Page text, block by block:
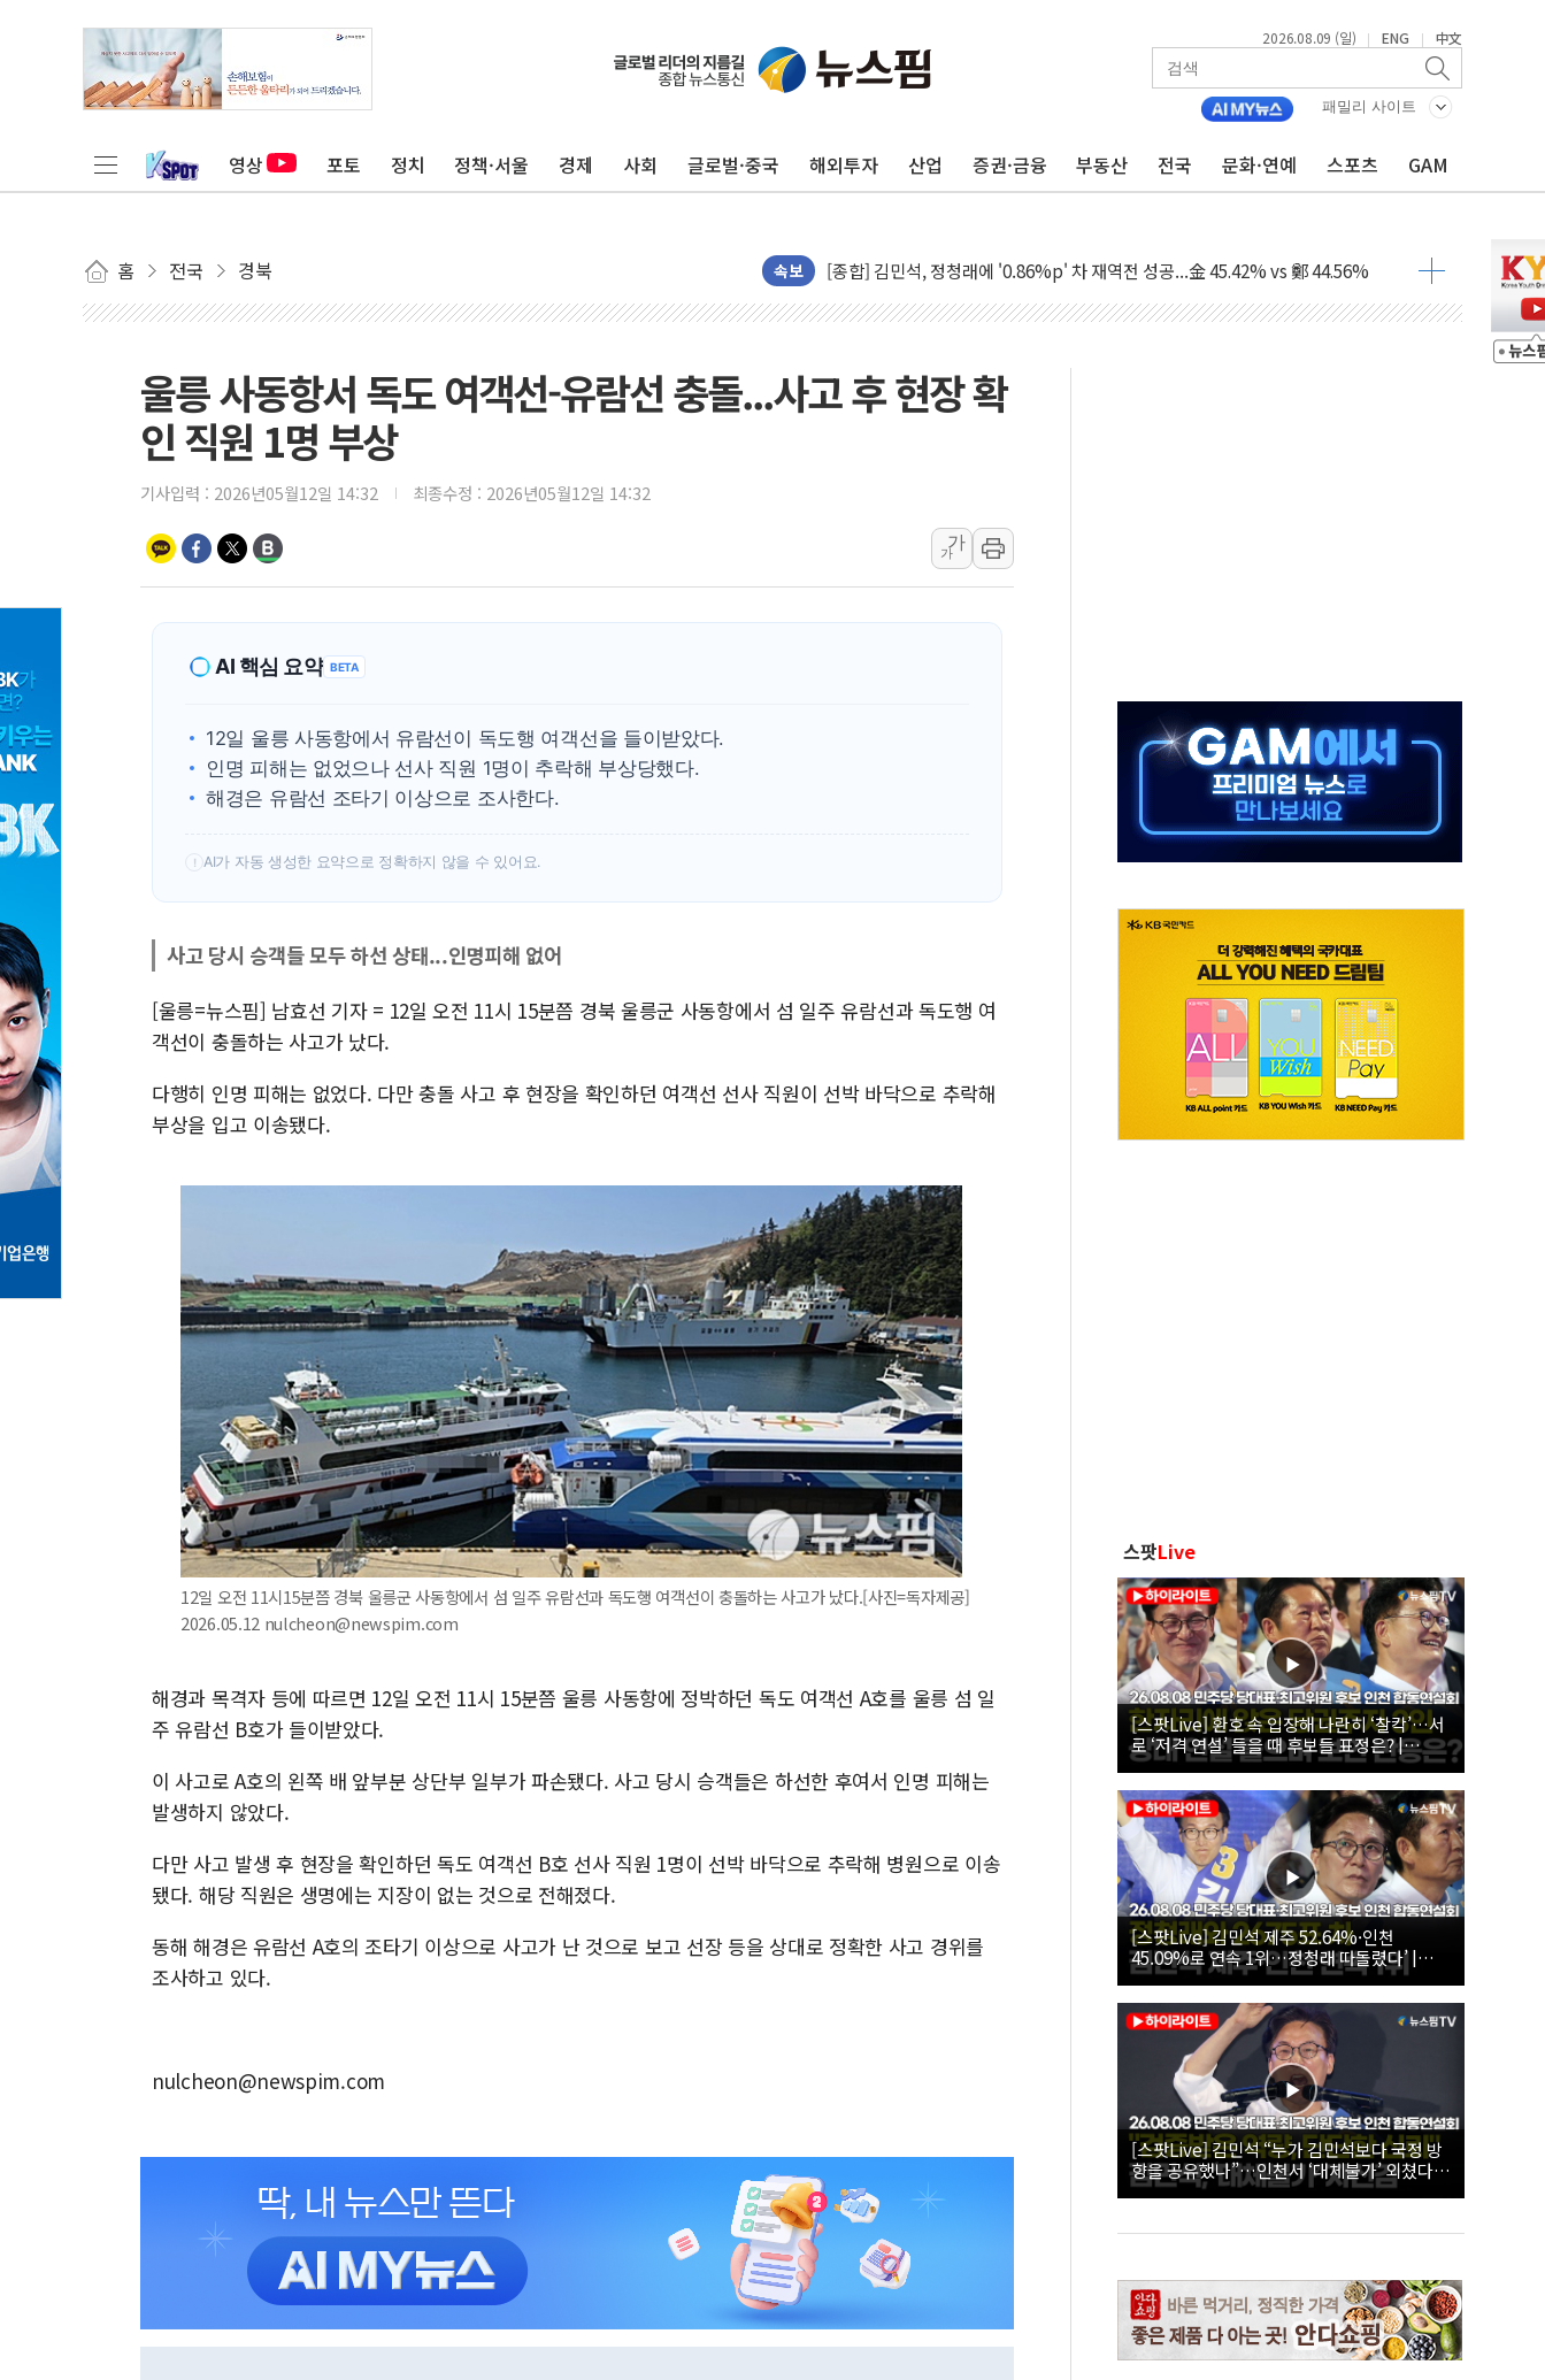
2026.08.09 (일) | ENG | 中文
패밀리 사이트
영상 포토 정치 정책·서울 경제 사회 글로벌·중국 해외투자 산업 증권·금융 부동산 전국 문화·연예 스포츠 GAM
홈 전국 경북 속보
포항시 재난예산 40억 긴급 투입…고수온 양식장 복구·지원 '총력'
울진·영덕 '호우특보'-포항 '산사태 주의보'...경북도, 호우 피해·통제구간 없어
인천 합동연설회 나선 송영길·정청래·김민석 당대표 후보
김민석, 2주차 제주·인천 경선서 정청래에 승리...47.75% vs 42.08%
[속보] 민주, 제주·인천 경선 결과 발표...김민석 47.75% 정청래 42.08%
[속보] 민주, 인천 경선 결과 발표...김민석 45.09% 정청래 43.27% 송영길 11.63%
강릉·동해·삼척 시간당 최대 50㎜ 폭우…강원 동해안 강한 비 이어져
폐기물 수거하다 참변…60대 환경미화원 수거차에 치여 사망
추미애, '위안부' 피해자 기림의 날 참석..."국제적 시민 연대로 목소리 내야"
인천 선재도 갯벌서 해루질 중 실종 60대 나흘만에 숨진 채 발견
'화합' 꺼낸 김민석에 '뻔뻔' 받아친 정청래…제주 연설서 신경전 고조
울릉 사동항서 독도 여객선-유람선 충돌...사고 후 현장 확
인 직원 1명 부상
기사입력 : 2026년05월12일 14:32 최종수정 : 2026년05월12일 14:32
가
가
AI 핵심 요약 BETA
12일 울릉 사동항에서 유람선이 독도행 여객선을 들이받았다.
인명 피해는 없었으나 선사 직원 1명이 추락해 부상당했다.
해경은 유람선 조타기 이상으로 조사한다.
! AI가 자동 생성한 요약으로 정확하지 않을 수 있어요.
사고 당시 승객들 모두 하선 상태...인명피해 없어
[울릉=뉴스핌] 남효선 기자 = 12일 오전 11시 15분쯤 경북 울릉군 사동항에서 섬 일주 유람선과 독도행 여
객선이 충돌하는 사고가 났다.
다행히 인명 피해는 없었다. 다만 충돌 사고 후 현장을 확인하던 여객선 선사 직원이 선박 바닥으로 추락해
부상을 입고 이송됐다.
12일 오전 11시15분쯤 경북 울릉군 사동항에서 섬 일주 유람선과 독도행 여객선이 충돌하는 사고가 났다.[사진=독자제공]
2026.05.12 nulcheon@newspim.com
해경과 목격자 등에 따르면 12일 오전 11시 15분쯤 울릉 사동항에 정박하던 독도 여객선 A호를 울릉 섬 일
주 유람선 B호가 들이받았다.
이 사고로 A호의 왼쪽 배 앞부분 상단부 일부가 파손됐다. 사고 당시 승객들은 하선한 후여서 인명 피해는
발생하지 않았다.
다만 사고 발생 후 현장을 확인하던 독도 여객선 B호 선사 직원 1명이 선박 바닥으로 추락해 병원으로 이송
됐다. 해당 직원은 생명에는 지장이 없는 것으로 전해졌다.
동해 해경은 유람선 A호의 조타기 이상으로 사고가 난 것으로 보고 선장 등을 상대로 정확한 사고 경위를
조사하고 있다.
nulcheon@newspim.com
스팟Live
[스팟Live] 환호 속 입장해 나란히 ‘찰칵’…서
로 ‘저격 연설’ 들을 때 후보들 표정은? |
26.08.08 더불어민주당 당대표·최고위원 후
보 인천 합동연설회
[스팟Live] 김민석 제주 52.64%·인천
45.09%로 연속 1위…정청래 따돌렸다’ |
26.08.08 더불어민주당 당대표·최고위원 후
보 인천 합동연설회
[스팟Live] 김민석 “누가 김민석보다 국정 방
향을 공유했나”…인천서 ‘대체불가’ 외쳤다 |
26.08.08 더불어민주당 당대표·최고위원 후